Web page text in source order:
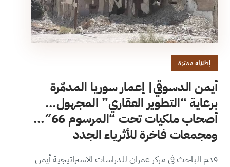
إطلالة مميّزة
أيمن الدسوقي| إعمار سوريا المدمّرة
برعاية “التطوير العقاري” المجهول…
أصحاب ملكيات تحت “المرسوم 66″…
ومجمعات فاخرة للأثرياء الجدد
قدم الباحث في مركز عمران للدراسات الاستراتيجية أيمن